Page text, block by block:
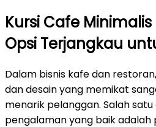
Kursi Cafe
Opsi Terjangkau
Dalam bisnis kafe dan
dan desain yang memikat
menarik pelanggan. Salah
pengalaman yang baik